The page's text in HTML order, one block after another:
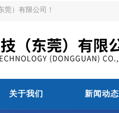
莞）有限公司！
关于我们 新闻动态